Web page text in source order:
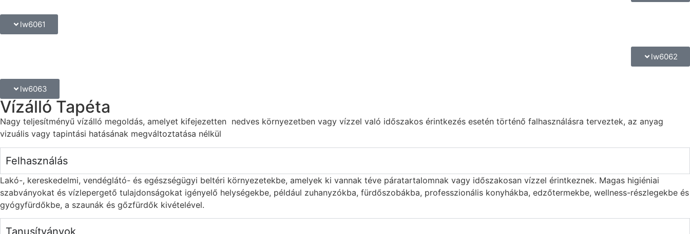
lw6061
lw6062
lw6063
Vízálló Tapéta
Nagy teljesítményű vízálló megoldás, amelyet kifejezetten nedves környezetben vagy vízzel való időszakos érintkezés esetén történő falhasználásra terveztek, az anyag
vizuális vagy tapintási hatásának megváltoztatása nélkül
Felhasználás
Lakó-, kereskedelmi, vendéglátó- és egészségügyi beltéri környezetekbe, amelyek ki vannak téve páratartalomnak vagy időszakosan vízzel érintkeznek. Magas higiéniai
szabványokat és vízlepergető tulajdonságokat igényelő helységekbe, például zuhanyzókba, fürdőszobákba, professzionális konyhákba, edzőtermekbe, wellness-részlegekbe és
gyógyfürdőkbe, a szaunák és gőzfürdők kivételével.
Tanusítványok